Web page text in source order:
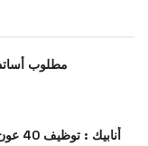
مطلوب
أنابيك : توظيف 40 عون استقبال بالرباط أكدال 2026